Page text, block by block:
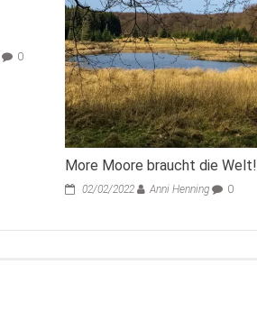
0
More Moore braucht die Welt!
02/02/2022 Anni Henning 0